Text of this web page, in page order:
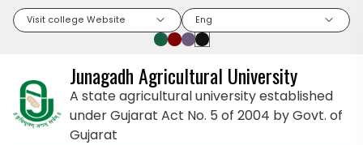
Visit college Website Eng
Junagadh Agricultural University
A state agricultural university established
under Gujarat Act No. 5 of 2004 by Govt. of
Gujarat